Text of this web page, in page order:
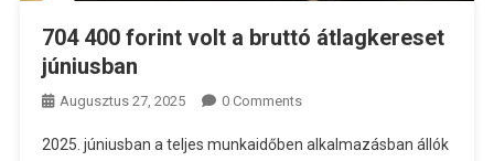
704 400 forint volt a bruttó átlagkereset
júniusban
Augusztus 27, 2025 0 Comments
2025. júniusban a teljes munkaidőben alkalmazásban állók